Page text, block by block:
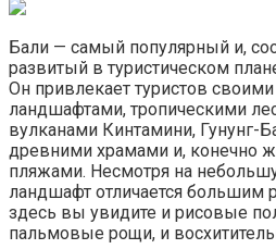
Бали — самый популярный и,
развитый в туристическом
Он привлекает туристов
ландшафтами, тропическими
вулканами Кинтамини, Гунунг-
древними храмами и, конечно
пляжами. Несмотря на
ландшафт отличается большим
здесь вы увидите и рисовые
пальмовые рощи, и